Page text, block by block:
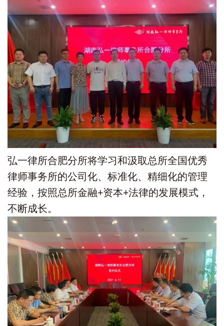
弘一律所合肥分所将学习和汲取总所全国优秀
律师事务所的公司化、标准化、精细化的管理
经验，按照总所金融+资本+法律的发展模式，
不断成长。